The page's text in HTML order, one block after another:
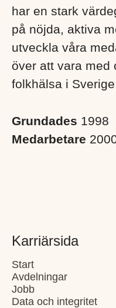
har en stark
på nöjda, aktiva
utveckla våra
över att vara med
folkhälsa i Sverige.
Grundades 1998
Medarbetare
Karriärsida
Start
Avdelningar
Jobb
Data och integritet